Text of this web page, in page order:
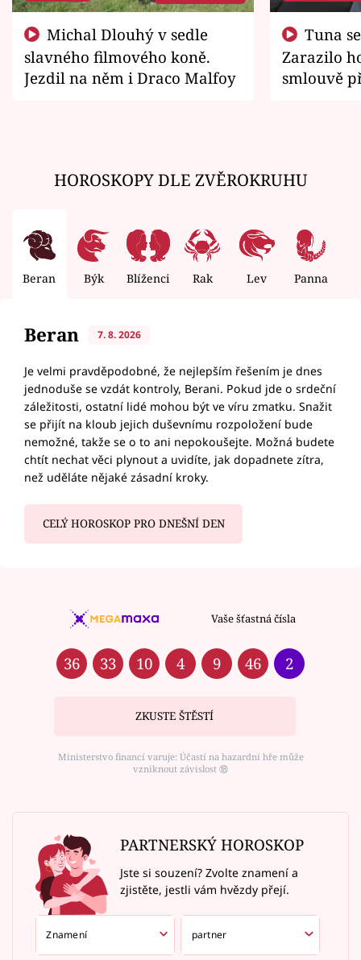
slavného filmového koně.
Jezdil na něm i Draco Malfoy
Zarazilo
smlouvě
HOROSKOPY DLE ZVĚROKRUHU
Beran Býk Blíženci Rak Lev Panna
Beran 7. 8. 2026
Je velmi pravděpodobné, že nejlepším řešením je dnes
jednoduše se vzdát kontroly, Berani. Pokud jde o srdeční
záležitosti, ostatní lidé mohou být ve víru zmatku. Snažit
se přijít na kloub jejich duševnímu rozpoložení bude
nemožné, takže se o to ani nepokoušejte. Možná budete
chtít nechat věci plynout a uvidíte, jak dopadnete zítra,
než uděláte nějaké zásadní kroky.
CELÝ HOROSKOP PRO DNEŠNÍ DEN
Vaše šťastná čísla
36 33 10 4 9 46 2
ZKUSTE ŠTĚSTÍ
Ministerstvo financí varuje: Účastí na hazardní hře může
vzniknout závislost ⑱
PARTNERSKÝ HOROSKOP
Jste si souzení? Zvolte znamení a
zjistěte, jestli vám hvězdy přejí.